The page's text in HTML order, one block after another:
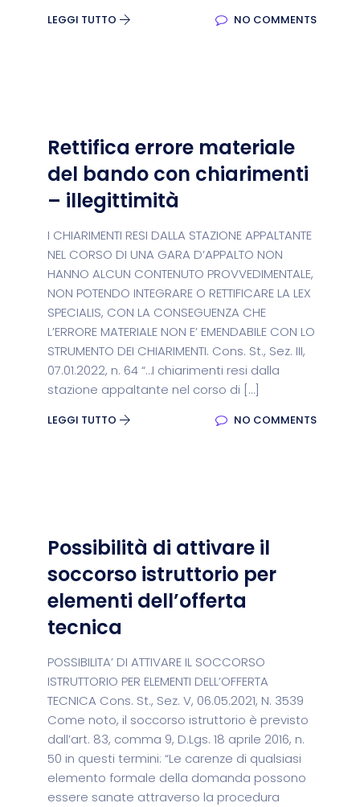
LEGGI TUTTO NO COMMENTS
Rettifica errore materiale
del bando con chiarimenti
– illegittimità
I CHIARIMENTI RESI DALLA STAZIONE APPALTANTE
NEL CORSO DI UNA GARA D’APPALTO NON
HANNO ALCUN CONTENUTO PROVVEDIMENTALE,
NON POTENDO INTEGRARE O RETTIFICARE LA LEX
SPECIALIS, CON LA CONSEGUENZA CHE
L’ERRORE MATERIALE NON E’ EMENDABILE CON LO
STRUMENTO DEI CHIARIMENTI. Cons. St., Sez. III,
07.01.2022, n. 64 “…I chiarimenti resi dalla
stazione appaltante nel corso di […]
LEGGI TUTTO NO COMMENTS
Possibilità di attivare il
soccorso istruttorio per
elementi dell’offerta
tecnica
POSSIBILITA’ DI ATTIVARE IL SOCCORSO
ISTRUTTORIO PER ELEMENTI DELL’OFFERTA
TECNICA Cons. St., Sez. V, 06.05.2021, N. 3539
Come noto, il soccorso istruttorio è previsto
dall’art. 83, comma 9, D.Lgs. 18 aprile 2016, n.
50 in questi termini: “Le carenze di qualsiasi
elemento formale della domanda possono
essere sanate attraverso la procedura